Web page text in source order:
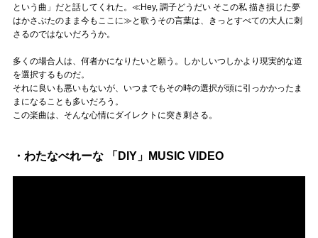
という曲」だと話してくれた。≪Hey, 調子どうだい そこの私 描き損じた夢
はかさぶたのまま今もここに≫と歌うその言葉は、きっとすべての大人に刺
さるのではないだろうか。
多くの場合人は、何者かになりたいと願う。しかしいつしかより現実的な道
を選択するものだ。
それに良いも悪いもないが、いつまでもその時の選択が頭に引っかかったま
まになることも多いだろう。
この楽曲は、そんな心情にダイレクトに突き刺さる。
・わたなべれーな 「DIY」MUSIC VIDEO